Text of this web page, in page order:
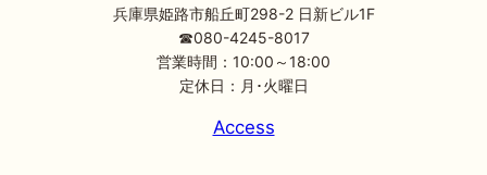
兵庫県姫路市船丘町298-2 日新ビル1F
☎080-4245-8017
営業時間：10:00～18:00
定休日：月･火曜日
Access